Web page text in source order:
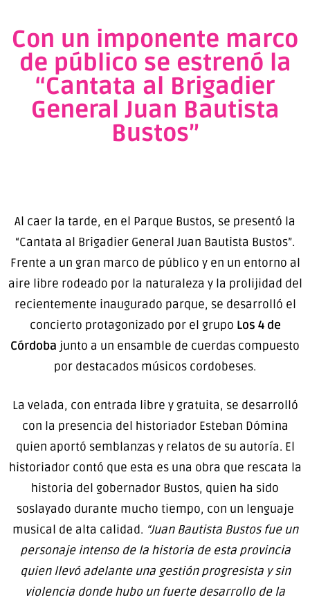
Con un imponente marco
de público se estrenó la
“Cantata al Brigadier
General Juan Bautista
Bustos”
Al caer la tarde, en el Parque Bustos, se presentó la
“Cantata al Brigadier General Juan Bautista Bustos”.
Frente a un gran marco de público y en un entorno al
aire libre rodeado por la naturaleza y la prolijidad del
recientemente inaugurado parque, se desarrolló el
concierto protagonizado por el grupo Los 4 de
Córdoba junto a un ensamble de cuerdas compuesto
por destacados músicos cordobeses.
La velada, con entrada libre y gratuita, se desarrolló
con la presencia del historiador Esteban Dómina
quien aportó semblanzas y relatos de su autoría. El
historiador contó que esta es una obra que rescata la
historia del gobernador Bustos, quien ha sido
soslayado durante mucho tiempo, con un lenguaje
musical de alta calidad. “Juan Bautista Bustos fue un
personaje intenso de la historia de esta provincia
quien llevó adelante una gestión progresista y sin
violencia donde hubo un fuerte desarrollo de la